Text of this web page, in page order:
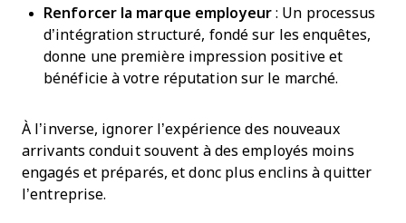
Renforcer la marque employeur: Un processus
d’intégration structuré, fondé sur les enquêtes,
donne une première impression positive et
bénéficie à votre réputation sur le marché.
À l’inverse, ignorer l’expérience des nouveaux
arrivants conduit souvent à des employés moins
engagés et préparés, et donc plus enclins à quitter
l’entreprise.